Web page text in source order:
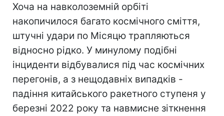
Хоча на навколоземній орбіті
накопичилося багато космічного сміття,
штучні удари по Місяцю трапляються
відносно рідко. У минулому подібні
інциденти відбувалися під час космічних
перегонів, а з нещодавніх випадків -
падіння китайського ракетного ступеня у
березні 2022 року та навмисне зіткнення